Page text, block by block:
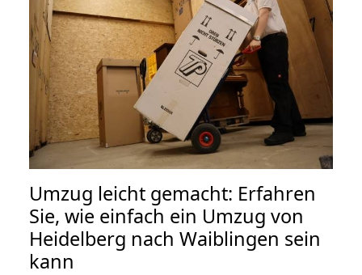
Umzug leicht gemacht: Erfahren
Sie, wie einfach ein Umzug von
Heidelberg nach Waiblingen sein
kann